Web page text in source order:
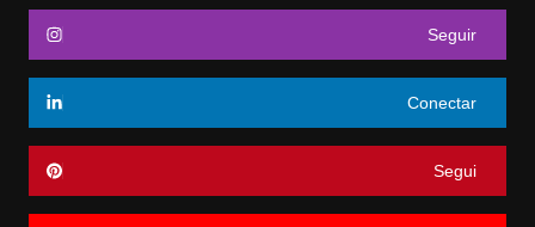
Seguir
Conectar
Segui